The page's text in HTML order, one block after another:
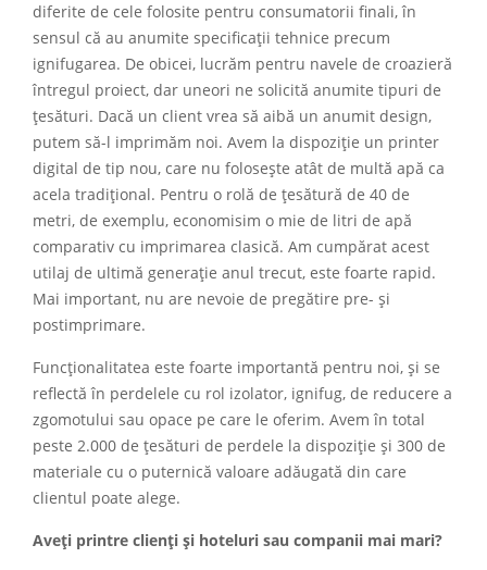
diferite de cele folosite pentru consumatorii finali, în
sensul că au anumite specificații tehnice precum
ignifugarea. De obicei, lucrăm pentru navele de croazieră
întregul proiect, dar uneori ne solicită anumite tipuri de
țesături. Dacă un client vrea să aibă un anumit design,
putem să-l imprimăm noi. Avem la dispoziție un printer
digital de tip nou, care nu folosește atât de multă apă ca
acela tradițional. Pentru o rolă de țesătură de 40 de
metri, de exemplu, economisim o mie de litri de apă
comparativ cu imprimarea clasică. Am cumpărat acest
utilaj de ultimă generație anul trecut, este foarte rapid.
Mai important, nu are nevoie de pregătire pre- și
postimprimare.
Funcționalitatea este foarte importantă pentru noi, și se
reflectă în perdelele cu rol izolator, ignifug, de reducere a
zgomotului sau opace pe care le oferim. Avem în total
peste 2.000 de țesături de perdele la dispoziție și 300 de
materiale cu o puternică valoare adăugată din care
clientul poate alege.
Aveți printre clienți și hoteluri sau companii mai mari?